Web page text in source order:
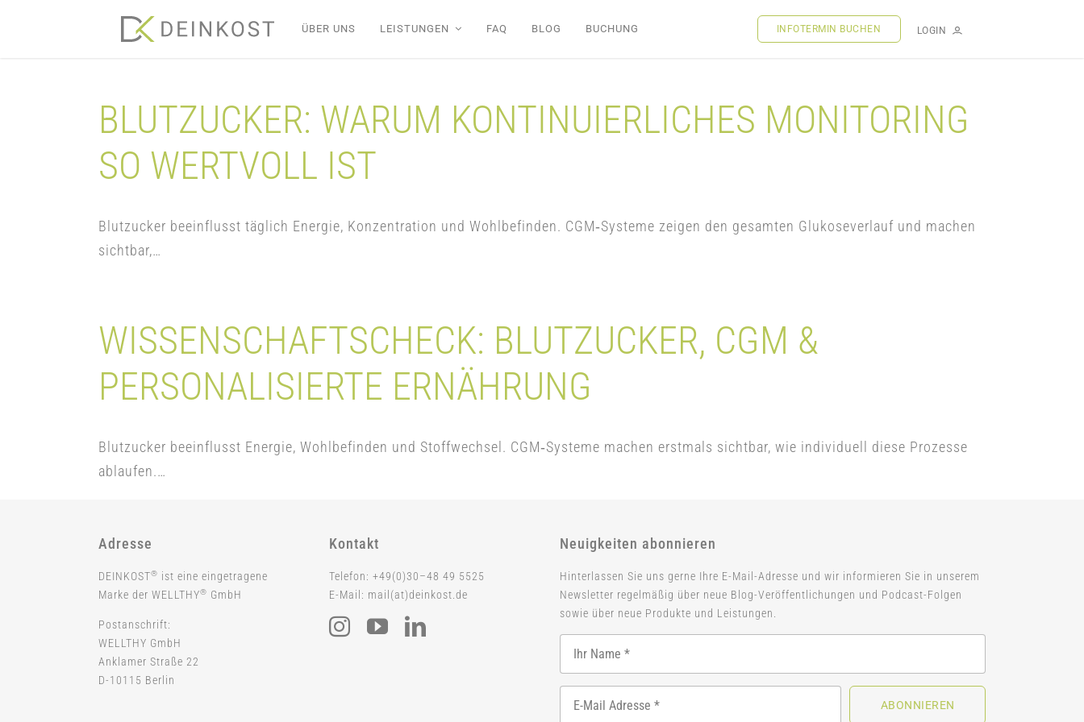
ÜBER UNS LEISTUNGEN FAQ BLOG BUCHUNG INFOTERMIN BUCHEN LOGIN
BLUTZUCKER: WARUM KONTINUIERLICHES MONITORING
SO WERTVOLL IST
Blutzucker beeinflusst täglich Energie, Konzentration und Wohlbefinden. CGM‑Systeme zeigen den gesamten Glukoseverlauf und machen
sichtbar,…
WISSENSCHAFTSCHECK: BLUTZUCKER, CGM &
PERSONALISIERTE ERNÄHRUNG
Blutzucker beeinflusst Energie, Wohlbefinden und Stoffwechsel. CGM‑Systeme machen erstmals sichtbar, wie individuell diese Prozesse
ablaufen.…
Adresse
DEINKOST® ist eine eingetragene
Marke der WELLTHY® GmbH
Postanschrift:
WELLTHY GmbH
Anklamer Straße 22
D-10115 Berlin
Kontakt
Telefon: +49(0)30–48 49 5525
E-Mail: mail(at)deinkost.de
Neuigkeiten abonnieren
Hinterlassen Sie uns gerne Ihre E-Mail-Adresse und wir informieren Sie in unserem
Newsletter regelmäßig über neue Blog-Veröffentlichungen und Podcast-Folgen
sowie über neue Produkte und Leistungen.
ABONNIEREN